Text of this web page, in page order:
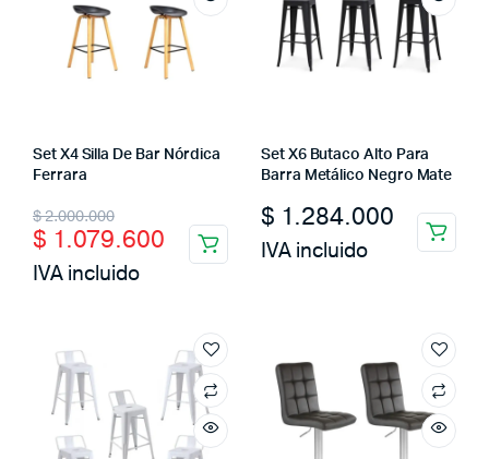
Set X4 Silla De Bar Nórdica
Ferrara
$2.000.000
Original
price
was:
$ 1.079.600
Current
price
is:
IVA incluido
Set X6 Butaco Alto Para
Barra Metálico Negro Mate
$ 1.284.000
IVA incluido